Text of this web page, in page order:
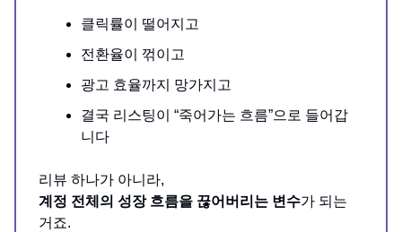
클릭률이 떨어지고
전환율이 꺾이고
광고 효율까지 망가지고
결국 리스팅이 “죽어가는 흐름”으로 들어갑
니다
리뷰 하나가 아니라,
계정 전체의 성장 흐름을 끊어버리는 변수가 되는
거죠.